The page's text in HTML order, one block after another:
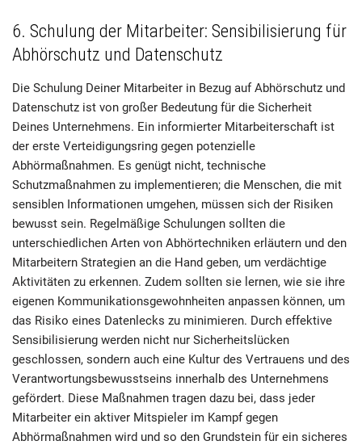
6. Schulung der Mitarbeiter: Sensibilisierung für
Abhörschutz und Datenschutz
Die Schulung Deiner Mitarbeiter in Bezug auf Abhörschutz und
Datenschutz ist von großer Bedeutung für die Sicherheit
Deines Unternehmens. Ein informierter Mitarbeiterschaft ist
der erste Verteidigungsring gegen potenzielle
Abhörmaßnahmen. Es genügt nicht, technische
Schutzmaßnahmen zu implementieren; die Menschen, die mit
sensiblen Informationen umgehen, müssen sich der Risiken
bewusst sein. Regelmäßige Schulungen sollten die
unterschiedlichen Arten von Abhörtechniken erläutern und den
Mitarbeitern Strategien an die Hand geben, um verdächtige
Aktivitäten zu erkennen. Zudem sollten sie lernen, wie sie ihre
eigenen Kommunikationsgewohnheiten anpassen können, um
das Risiko eines Datenlecks zu minimieren. Durch effektive
Sensibilisierung werden nicht nur Sicherheitslücken
geschlossen, sondern auch eine Kultur des Vertrauens und des
Verantwortungsbewusstseins innerhalb des Unternehmens
gefördert. Diese Maßnahmen tragen dazu bei, dass jeder
Mitarbeiter ein aktiver Mitspieler im Kampf gegen
Abhörmaßnahmen wird und so den Grundstein für ein sicheres